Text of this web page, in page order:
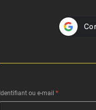
Identifiant ou e-mail *